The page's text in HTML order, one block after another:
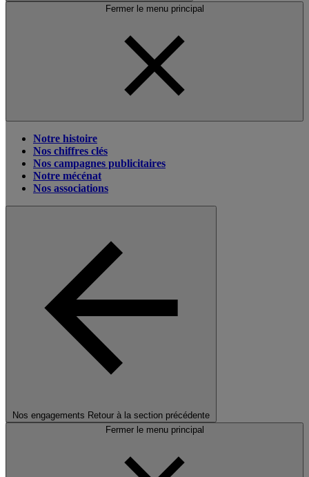
Fermer le menu principal
Notre histoire
Nos chiffres clés
Nos campagnes publicitaires
Notre mécénat
Nos associations
Nos engagements Retour à la section précédente
Fermer le menu principal